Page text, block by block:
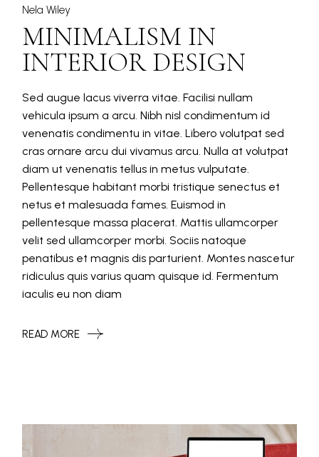
Nela Wiley
MINIMALISM IN
INTERIOR DESIGN
Sed augue lacus viverra vitae. Facilisi nullam
vehicula ipsum a arcu. Nibh nisl condimentum id
venenatis condimentu in vitae. Libero volutpat sed
cras ornare arcu dui vivamus arcu. Nulla at volutpat
diam ut venenatis tellus in metus vulputate.
Pellentesque habitant morbi tristique senectus et
netus et malesuada fames. Euismod in
pellentesque massa placerat. Mattis ullamcorper
velit sed ullamcorper morbi. Sociis natoque
penatibus et magnis dis parturient. Montes nascetur
ridiculus quis varius quam quisque id. Fermentum
iaculis eu non diam
READ MORE